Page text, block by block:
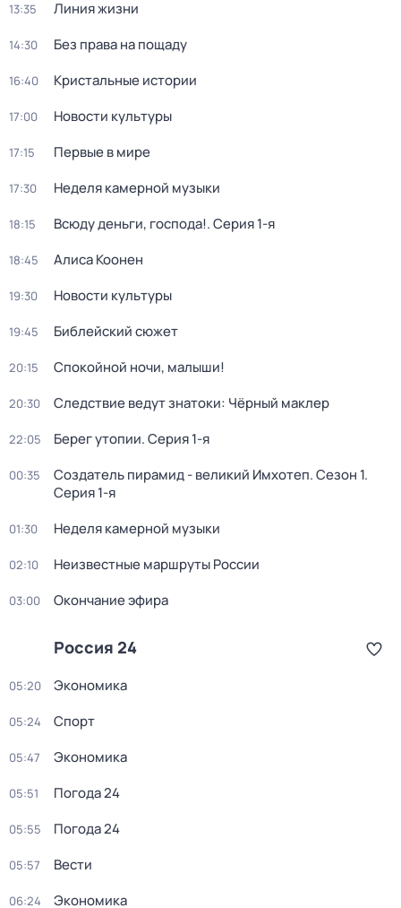
13:35 Линия жизни
14:30 Без права на пощаду
16:40 Кристальные истории
17:00 Новости культуры
17:15 Первые в мире
17:30 Неделя камерной музыки
18:15 Всюду деньги, господа!. Серия 1-я
18:45 Алиса Коонен
19:30 Новости культуры
19:45 Библейский сюжет
20:15 Спокойной ночи, малыши!
20:30 Следствие ведут знатоки: Чёрный маклер
22:05 Берег утопии. Серия 1-я
00:35 Создатель пирамид - великий Имхотеп. Сезон 1.
Серия 1-я
01:30 Неделя камерной музыки
02:10 Неизвестные маршруты России
03:00 Окончание эфира
Россия 24
05:20 Экономика
05:24 Спорт
05:47 Экономика
05:51 Погода 24
05:55 Погода 24
05:57 Вести
06:24 Экономика